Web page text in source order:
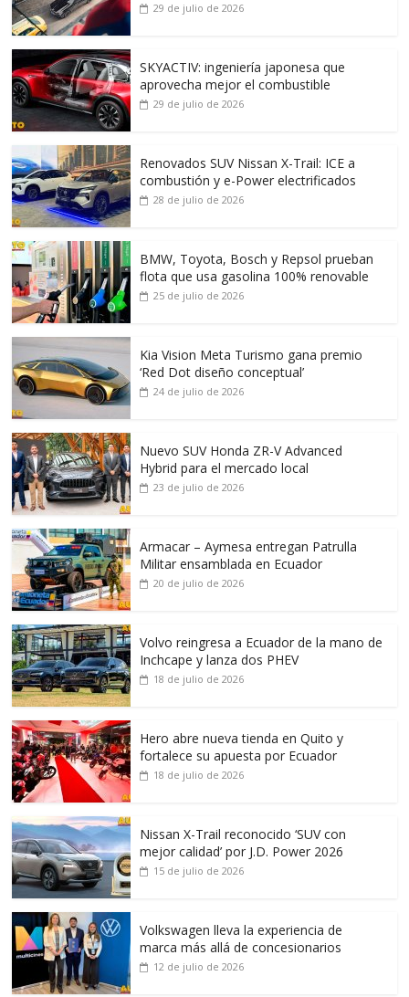
29 de julio de 2026
SKYACTIV: ingeniería japonesa que
aprovecha mejor el combustible
29 de julio de 2026
Renovados SUV Nissan X-Trail: ICE a
combustión y e-Power electrificados
28 de julio de 2026
BMW, Toyota, Bosch y Repsol prueban
flota que usa gasolina 100% renovable
25 de julio de 2026
Kia Vision Meta Turismo gana premio
‘Red Dot diseño conceptual’
24 de julio de 2026
Nuevo SUV Honda ZR-V Advanced
Hybrid para el mercado local
23 de julio de 2026
Armacar – Aymesa entregan Patrulla
Militar ensamblada en Ecuador
20 de julio de 2026
Volvo reingresa a Ecuador de la mano de
Inchcape y lanza dos PHEV
18 de julio de 2026
Hero abre nueva tienda en Quito y
fortalece su apuesta por Ecuador
18 de julio de 2026
Nissan X-Trail reconocido ‘SUV con
mejor calidad’ por J.D. Power 2026
15 de julio de 2026
Volkswagen lleva la experiencia de
marca más allá de concesionarios
12 de julio de 2026